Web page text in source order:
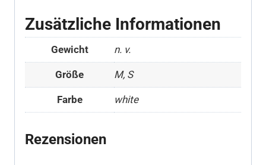
Zusätzliche Informationen
Gewicht n. v.
Größe M, S
Farbe white
Rezensionen